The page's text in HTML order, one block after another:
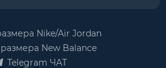
Nike/Air Jordan
New Balance
Telegram ЧАТ